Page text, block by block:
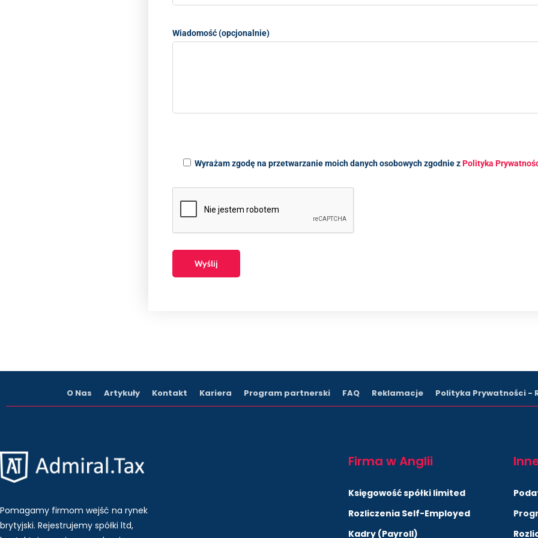
Wiadomość (opcjonalnie)
Wyrażam zgodę na przetwarzanie moich danych osobowych zgodnie zPolityka
O Nas Artykuły Kontakt Kariera Program partnerski FAQ Reklamacje Polityka Prywatności -
Pomagamy firmom wejść na rynek
brytyjski. Rejestrujemy spółki ltd,
Firma w Anglii
Księgowość spółki limited
Rozliczenia Self-Employed
Kadry (Payroll)